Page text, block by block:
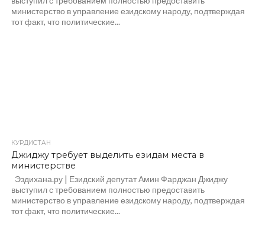
министерство в управление езидскому народу, подтверждая
тот факт, что политические...
КУРДИСТАН
Джиджу требует выделить езидам места в
министерстве
Эздихана.ру | Езидский депутат Амин Фарджан Джиджу
выступил с требованием полностью предоставить
министерство в управление езидскому народу, подтверждая
тот факт, что политические...